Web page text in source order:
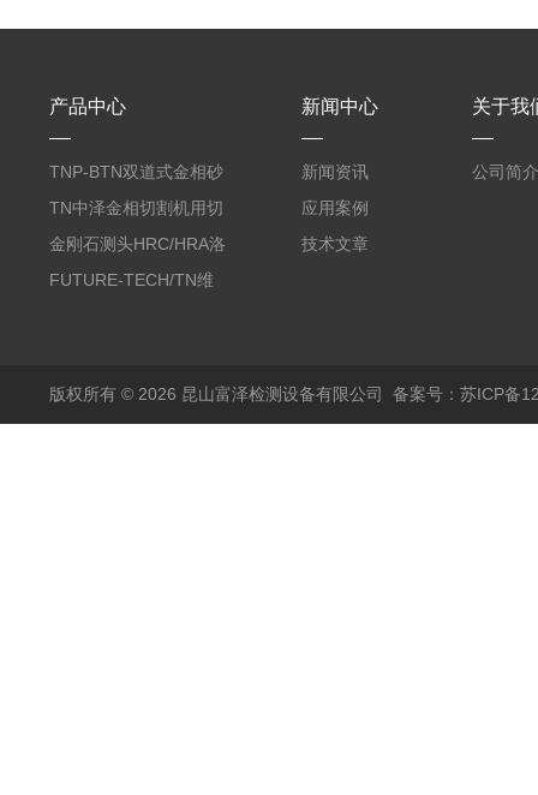
产品中心
TNP-BTN双道式金相砂
带机/金相研磨机
TN中泽金相切割机用切
削油/金相冷却液
金刚石测头HRC/HRA洛
氏硬度计专用
FUTURE-TECH/TN维
新闻中心
新闻资讯
应用案例
技术文章
关于我
公司简介
版权所有 © 2026 昆山富泽检测设备有限公司 备案号：苏ICP备